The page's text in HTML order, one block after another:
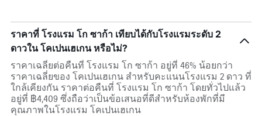
ราคาที่ โรงแรม โก ซาก้า เทียบได้กับโรงแรมระดับ 2
ดาวใน โคเปนเฮเกน หรือไม่?
ราคาเฉลี่ยต่อคืนที่ โรงแรม โก ซาก้า อยู่ที่ 46% น้อยกว่า
ราคาเฉลี่ยของ โคเปนเฮเกน สำหรับคะแนนโรงแรม 2 ดาว ที่
ใกล้เคียงกัน ราคาต่อคืนที่ โรงแรม โก ซาก้า โดยทั่วไปแล้ว
อยู่ที่ ฿4,409 ซึ่งถือว่าเป็นข้อเสนอที่ดีสำหรับห้องพักที่มี
คุณภาพในโรงแรม โคเปนเฮเกน